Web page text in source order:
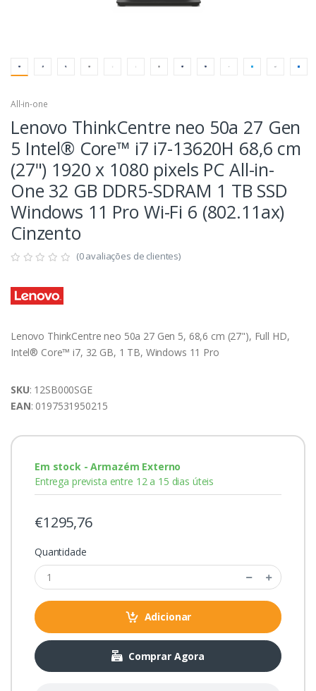
All-in-one
Lenovo ThinkCentre neo 50a 27 Gen
5 Intel® Core™ i7 i7-13620H 68,6 cm
(27") 1920 x 1080 pixels PC All-in-
One 32 GB DDR5-SDRAM 1 TB SSD
Windows 11 Pro Wi-Fi 6 (802.11ax)
Cinzento
(0 avaliações de clientes)
Lenovo ThinkCentre neo 50a 27 Gen 5, 68,6 cm (27"), Full HD,
Intel® Core™ i7, 32 GB, 1 TB, Windows 11 Pro
SKU: 12SB000SGE
EAN: 0197531950215
Em stock - Armazém Externo
Entrega prevista entre 12 a 15 dias úteis
€1295,76
Quantidade
Adicionar
Comprar Agora